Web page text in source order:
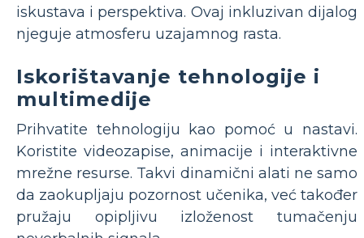
iskustava i perspektiva. Ovaj inkluzivan dijalog
njeguje atmosferu uzajamnog rasta.
Iskorištavanje tehnologije i
multimedije
Prihvatite tehnologiju kao pomoć u nastavi.
Koristite videozapise, animacije i interaktivne
mrežne resurse. Takvi dinamični alati ne samo
da zaokupljaju pozornost učenika, već također
pružaju opipljivu izloženost tumačenju